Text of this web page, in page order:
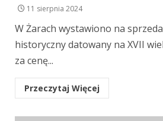
11 sierpnia 2024
W Żarach wystawiono na
historyczny datowany na XVII
za cenę...
Przeczytaj Więcej